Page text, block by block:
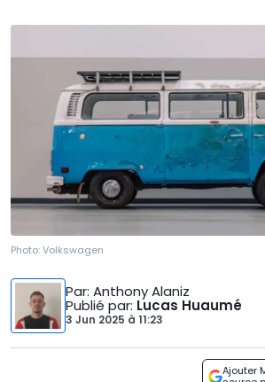
Photo:Volkswagen
Par: Anthony Alaniz
Publié par: Lucas Huaumé
3 Jun 2025 à 11:23
Ajouter